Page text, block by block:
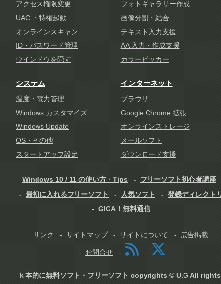
アクセス権限変更
UAC ・特権起動
オンラインスキャン
ID・パスワード管理
ウインドウを隠す
フォトギャラリー作成
画像分割・結合
テキスト入力支援
AA 入力・作成支援
カラーピッカー
システム
温度・電力管理
Windows カスタマイズ
Windows Update
OS・その他
スタートアップ設定
インターネット
ブラウザ
Google Chrome 拡張
オンラインストレージ
メールソフト
ダウンロード支援
Windows 10 / 11 の使い方・Tips
フリーソフト初心者講座
最初に入れるフリーソフト
人気ソフト
登録ディレクト
GIGA！無料通信
リンク サイトマップ サイトについて 広告掲載
お問合せ
ｋ本的に無料ソフト・フリーソフト copyrights © U.G All rights